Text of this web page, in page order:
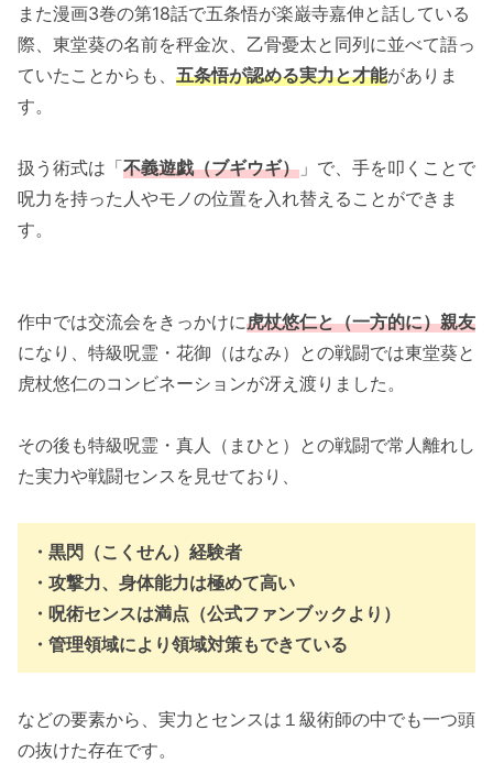
また漫画3巻の第18話で五条悟が楽巌寺嘉伸と話している
際、東堂葵の名前を秤金次、乙骨憂太と同列に並べて語っ
ていたことからも、 五条悟が認める実力と才能がありま
す。
扱う術式は「不義遊戯（ブギウギ） 」で、手を叩くことで
呪力を持った人やモノの位置を入れ替えることができま
す。
作中では交流会をきっかけに虎杖悠仁と（一方的に）親友
になり、特級呪霊・花御（はなみ）との戦闘では東堂葵と
虎杖悠仁のコンビネーションが冴え渡りました。
その後も特級呪霊・真人（まひと）との戦闘で常人離れし
た実力や戦闘センスを見せており、
・黒閃（こくせん）経験者
・攻撃力、身体能力は極めて高い
・呪術センスは満点（公式ファンブックより）
・管理領域により領域対策もできている
などの要素から、実力とセンスは１級術師の中でも一つ頭
の抜けた存在です。